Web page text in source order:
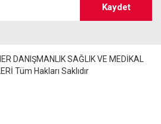
DANIŞMANLIK SAĞLIK VE MEDİKAL
Tüm Hakları Saklıdır